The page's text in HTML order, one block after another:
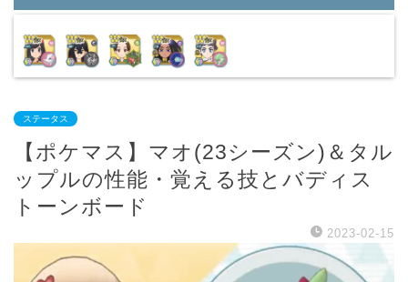
ステータス
【ポケマス】マオ(23シーズン)＆タル
ップルの性能・覚える技とバディス
トーンボード
2023-02-15